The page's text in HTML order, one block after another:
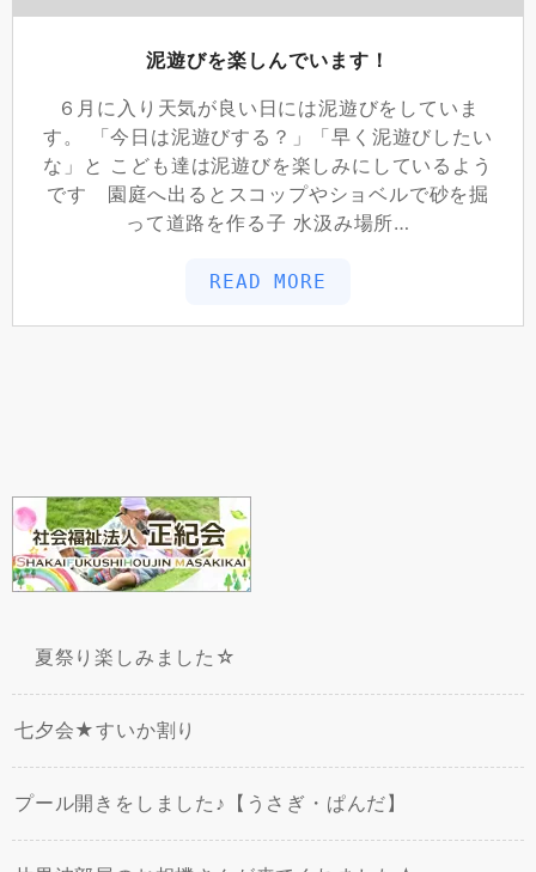
泥遊びを楽しんでいます！
６月に入り天気が良い日には泥遊びをしていま
す。 「今日は泥遊びする？」「早く泥遊びしたい
な」と こども達は泥遊びを楽しみにしているよう
です 園庭へ出るとスコップやショベルで砂を掘
って道路を作る子 水汲み場所…
READ MORE
夏祭り楽しみました☆
七夕会★すいか割り
プール開きをしました♪【うさぎ・ぱんだ】